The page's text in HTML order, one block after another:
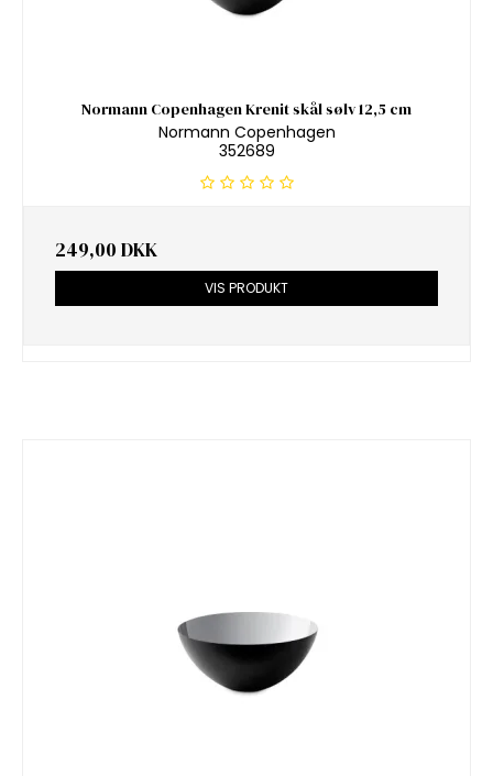
Normann Copenhagen Krenit skål sølv 12,5 cm
Normann Copenhagen
352689
249,00 DKK
VIS PRODUKT